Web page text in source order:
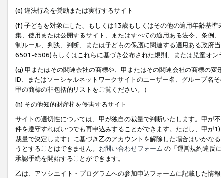
(e) 違法行為を奨励または実行するサイト
(f) 子どもを対象にした、もしくは13歳もしくはその他の適用年齢基
集、使用または公開するサイト、またはすべての適用ある法令、条例
制ルール、判決、判断、または子どもの保護に関連する適用ある政府
6501-6506)もしくはこれらに基づき公布された規則、または児童オン
(g) 甲またはその関連会社の商標や、甲またはその関連会社の商標の
ID、またはソーシャルネットワークサイトのユーザー名、グループ名
甲の商標の非包括的リストをご覧ください。）
(h) その他知的財産権を侵害するサイト
サイトの適切性については、甲が独自の裁量で判断いたします。甲が
件を遵守すればいつでも再申込みすることができます。ただし、甲が
裁量で決定します）に基づき乙のアカウントを解除した場合はいかな
うとすることはできません。 お問い合わせフォーム の「運営規約違反
承認手続を開始することができます。
乙は、アソシエイト・プログラムへの参加申込フォームに記載した情